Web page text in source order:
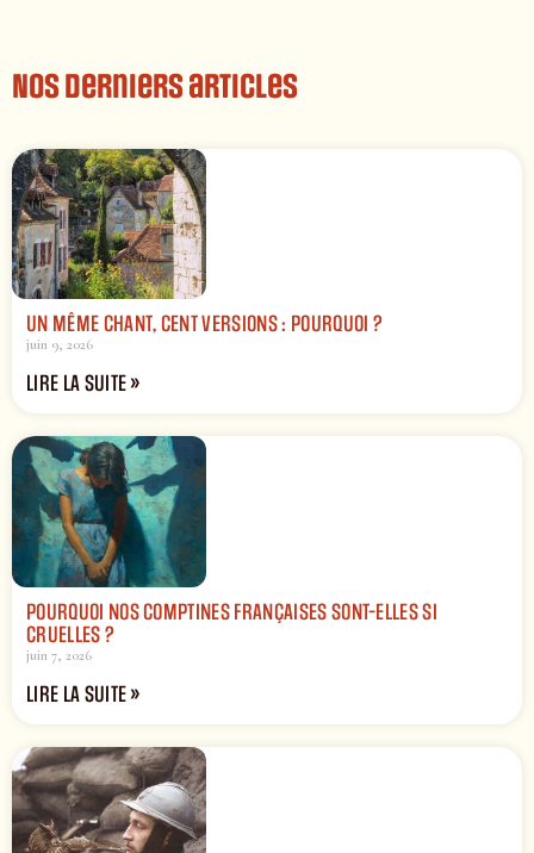
Nos derniers articles
UN MÊME CHANT, CENT VERSIONS : POURQUOI ?
juin 9, 2026
LIRE LA SUITE »
POURQUOI NOS COMPTINES FRANÇAISES SONT-ELLES SI
CRUELLES ?
juin 7, 2026
LIRE LA SUITE »